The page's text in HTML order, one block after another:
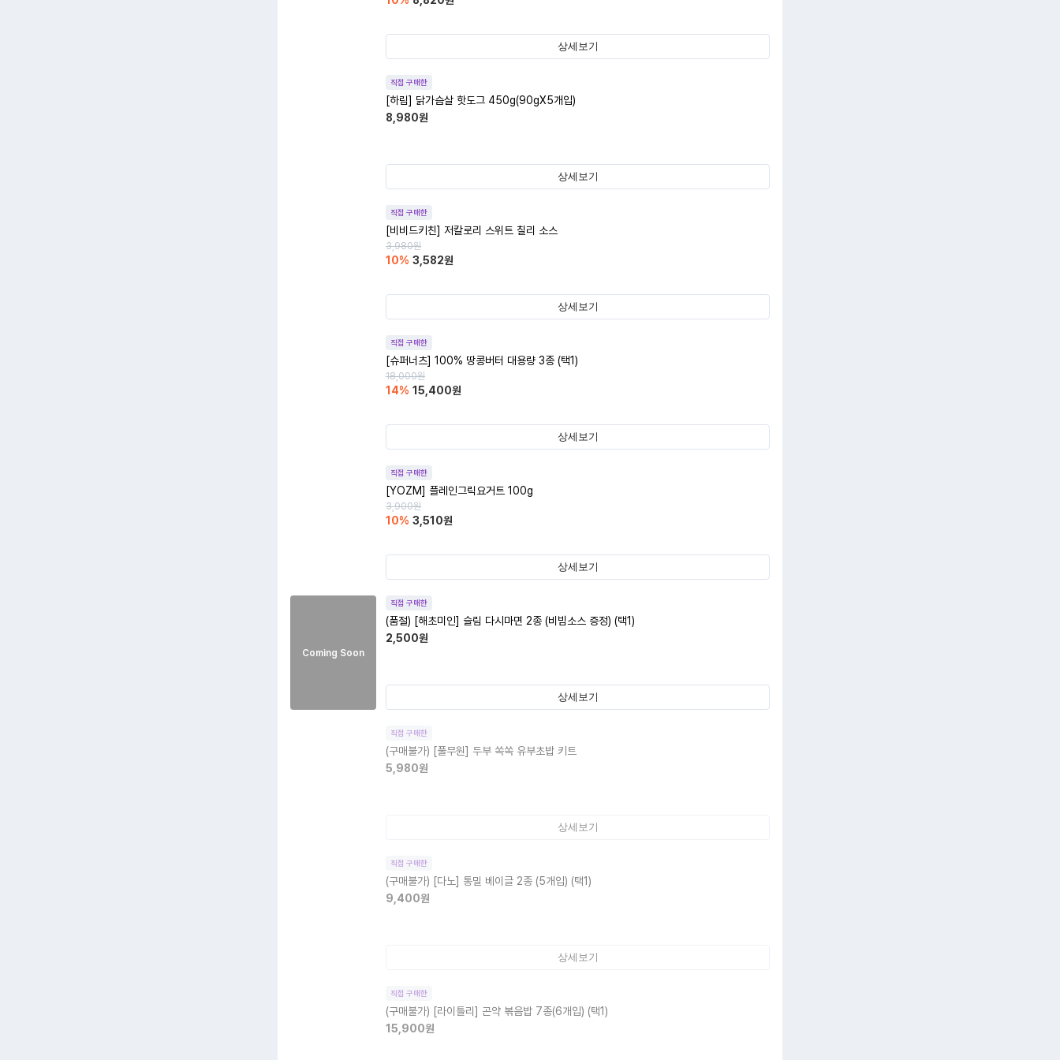
상세보기
직접 구매한
[하림] 닭가슴살 핫도그 450g(90gX5개입)
8,980원
상세보기
직접 구매한
[비비드키친] 저칼로리 스위트 칠리 소스
3,980원
10% 3,582원
상세보기
직접 구매한
[슈퍼너츠] 100% 땅콩버터 대용량 3종 (택1)
18,000원
14% 15,400원
상세보기
직접 구매한
[YOZM] 플레인그릭요거트 100g
3,900원
10% 3,510원
상세보기
Coming Soon
직접 구매한
(품절) [해초미인] 슬림 다시마면 2종 (비빔소스 증정) (택1)
2,500원
상세보기
직접 구매한
(구매불가) [풀무원] 두부 쏙쏙 유부초밥 키트
5,980원
상세보기
직접 구매한
(구매불가) [다노] 통밀 베이글 2종 (5개입) (택1)
9,400원
상세보기
직접 구매한
(구매불가) [라이틀리] 곤약 볶음밥 7종(6개입) (택1)
15,900원